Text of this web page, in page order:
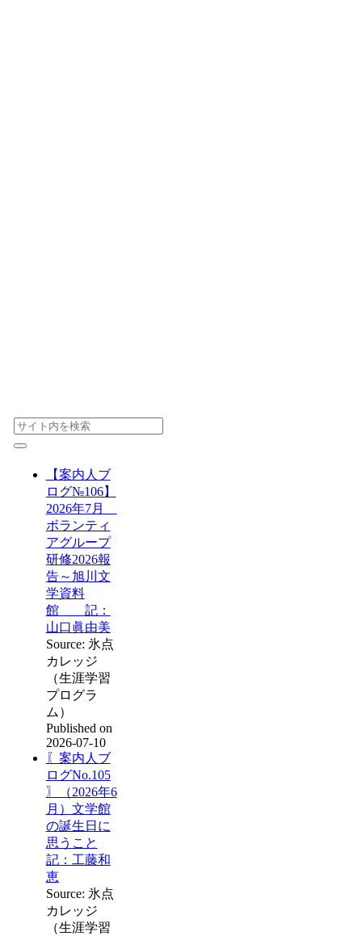
【案内人ブ
ログ№106】
2026年7月
ボランティ
アグループ
研修2026報
告～旭川文
学資料
館 記：
山口眞由美
Source: 氷点
カレッジ
（生涯学習
プログラ
ム）
Published on
2026-07-10
〖案内人ブ
ログNo.105
〗（2026年6
月）文学館
の誕生日に
思うこと
記：工藤和
恵
Source: 氷点
カレッジ
（生涯学習